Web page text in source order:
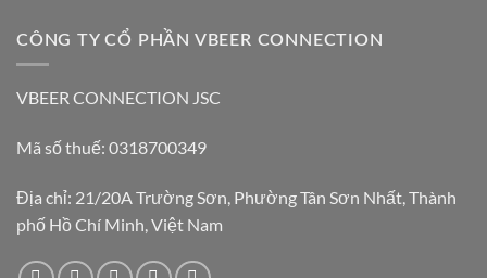
CÔNG TY CỔ PHẦN VBEER CONNECTION
VBEER CONNECTION JSC
Mã số thuế: 0318700349
Địa chỉ: 21/20A Trường Sơn, Phường Tân Sơn Nhất, Thành
phố Hồ Chí Minh, Việt Nam